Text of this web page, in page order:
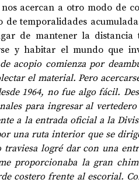
acercan a otro modo de
temporalidades
de mantener la
y habitar el mundo que
acopio comienza por
el material. Pero
1964, no fue algo fácil.
para ingresar al vertedero
a la entrada oficial a la
una ruta interior que se
traviesa logré dar con una
proporcionaba la gran
costero frente al escorial.